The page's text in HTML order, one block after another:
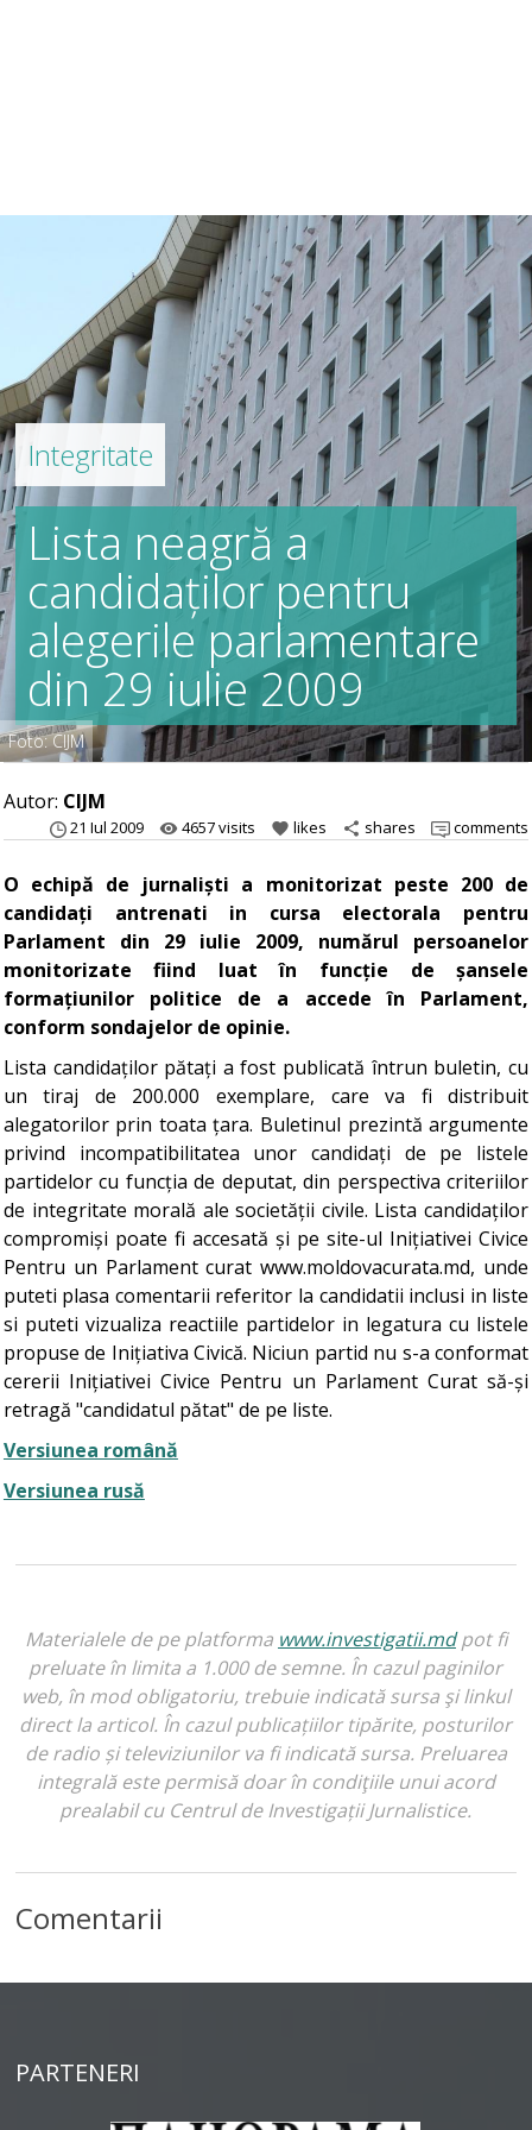
Integritate
Lista neagră a
candidaților pentru
alegerile parlamentare
din 29 iulie 2009
Foto: CIJM
Autor: CIJM
21 Iul 2009 remove_red_eye 4657 visits favorite likes share shares comments
O echipă de jurnaliști a monitorizat peste 200 de
candidați antrenati in cursa electorala pentru
Parlament din 29 iulie 2009, numărul persoanelor
monitorizate fiind luat în funcție de șansele
formațiunilor politice de a accede în Parlament,
conform sondajelor de opinie.
Lista candidaților pătați a fost publicată întrun buletin, cu
un tiraj de 200.000 exemplare, care va fi distribuit
alegatorilor prin toata țara. Buletinul prezintă argumente
privind incompatibilitatea unor candidați de pe listele
partidelor cu funcția de deputat, din perspectiva criteriilor
de integritate morală ale societății civile. Lista candidaților
compromiși poate fi accesată și pe site-ul Inițiativei Civice
Pentru un Parlament curat www.moldovacurata.md, unde
puteti plasa comentarii referitor la candidatii inclusi in liste
si puteti vizualiza reactiile partidelor in legatura cu listele
propuse de Inițiativa Civică. Niciun partid nu s-a conformat
cererii Inițiativei Civice Pentru un Parlament Curat să-și
retragă "candidatul pătat" de pe liste.
Versiunea română
Versiunea rusă
Materialele de pe platforma www.investigatii.mdpot fi
preluate în limita a 1.000 de semne. În cazul paginilor
web, în mod obligatoriu, trebuie indicată sursa şi linkul
direct la articol. În cazul publicațiilor tipărite, posturilor
de radio și televiziunilor va fi indicată sursa. Preluarea
integrală este permisă doar în condiţiile unui acord
prealabil cu Centrul de Investigații Jurnalistice.
Comentarii
PARTENERI